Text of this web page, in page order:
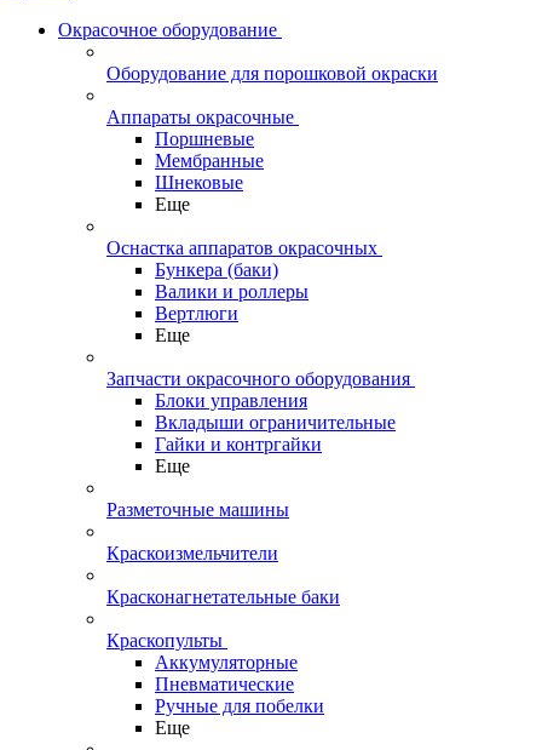
Окрасочное оборудование
Оборудование для порошковой окраски
Аппараты окрасочные
Поршневые
Мембранные
Шнековые
Еще
Оснастка аппаратов окрасочных
Бункера (баки)
Валики и роллеры
Вертлюги
Еще
Запчасти окрасочного оборудования
Блоки управления
Вкладыши ограничительные
Гайки и контргайки
Еще
Разметочные машины
Краскоизмельчители
Красконагнетательные баки
Краскопульты
Аккумуляторные
Пневматические
Ручные для побелки
Еще